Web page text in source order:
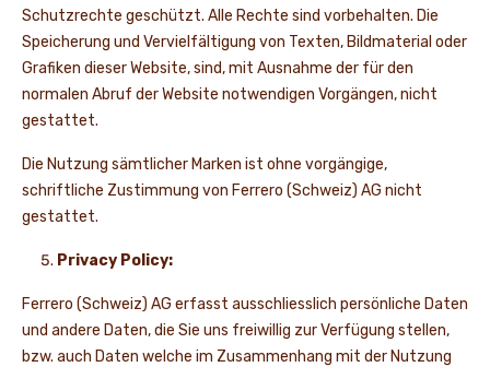
Schutzrechte geschützt. Alle Rechte sind vorbehalten. Die
Speicherung und Vervielfältigung von Texten, Bildmaterial oder
Grafiken dieser Website, sind, mit Ausnahme der für den
normalen Abruf der Website notwendigen Vorgängen, nicht
gestattet.
Die Nutzung sämtlicher Marken ist ohne vorgängige,
schriftliche Zustimmung von Ferrero (Schweiz) AG nicht
gestattet.
Privacy Policy:
Ferrero (Schweiz) AG erfasst ausschliesslich persönliche Daten
und andere Daten, die Sie uns freiwillig zur Verfügung stellen,
bzw. auch Daten welche im Zusammenhang mit der Nutzung